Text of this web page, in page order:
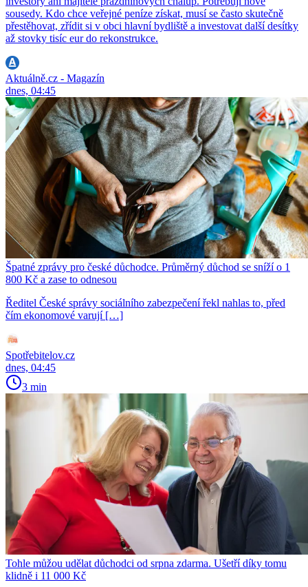
sousedy. Kdo chce veřejné peníze získat, musí se často skutečně
přestěhovat, zřídit si v obci hlavní bydliště a investovat další desítky
až stovky tisíc eur do rekonstrukce.
Aktuálně.cz - Magazín
dnes, 04:45
Špatné zprávy pro české důchodce. Průměrný důchod se sníží o 1
800 Kč a zase to odnesou
Ředitel České správy sociálního zabezpečení řekl nahlas to, před
čím ekonomové varují […]
Spotřebitelov.cz
dnes, 04:45
3 min
Tohle můžou udělat důchodci od srpna zdarma. Ušetří díky tomu
klidně i 11 000 Kč